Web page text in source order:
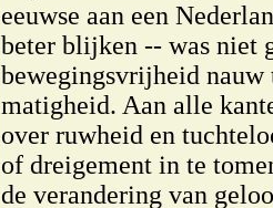
eeuwse aan een
beter blijken -- was niet
bewegingsvrijheid nauw
matigheid. Aan alle
over ruwheid en
of dreigement in te
de verandering van